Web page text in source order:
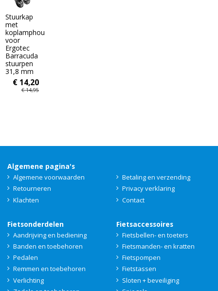
Stuurkap
met
koplamphouder
voor
Ergotec
Barracuda
stuurpen
31,8 mm
€ 14,20
€ 14,95
Algemene pagina's
Algemene voorwaarden
Betaling en verzending
Retourneren
Privacy verklaring
Klachten
Contact
Fietsonderdelen
Aandrijving en bediening
Banden en toebehoren
Pedalen
Remmen en toebehoren
Verlichting
Fietsaccessoires
Fietsbellen- en toeters
Fietsmanden- en kratten
Fietspompen
Fietstassen
Sloten + beveiliging